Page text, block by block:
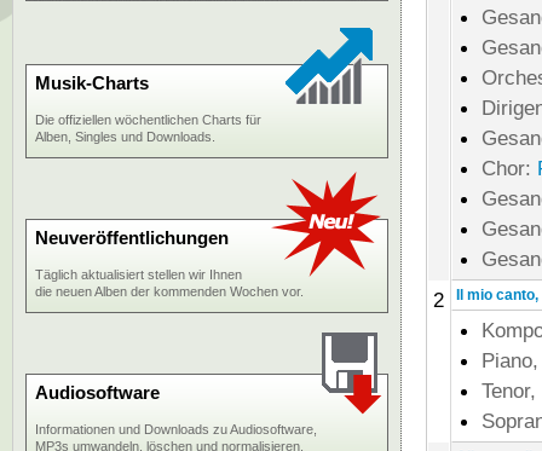
Chor:
2
Il mio
Musik-Charts
Die offiziellen wöchentlichen Charts für
Alben, Singles und Downloads.
Neuveröffentlichungen
Täglich aktualisiert stellen wir Ihnen
die neuen Alben der kommenden Wochen vor.
Audiosoftware
Informationen und Downloads zu Audiosoftware,
MP3s umwandeln, löschen und normalisieren.